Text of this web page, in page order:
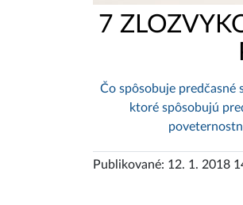
7
Čo spôsobuje
ktoré spôsobujú
Publikované: 12. 1. 2018